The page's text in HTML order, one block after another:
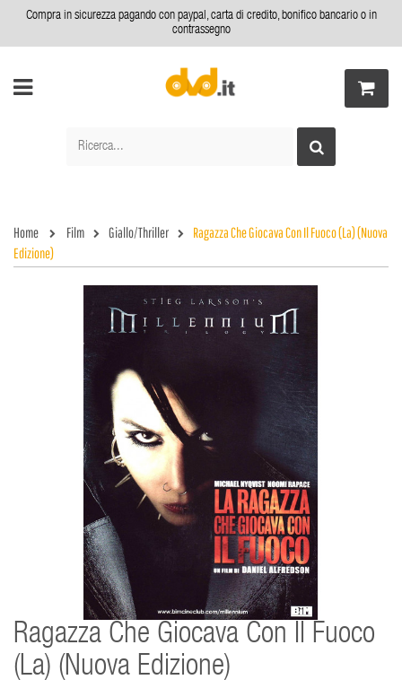
Compra in sicurezza pagando con paypal, carta di credito, bonifico bancario o in
contrassegno
Home Film Giallo/Thriller
Ragazza Che Giocava Con Il Fuoco (La) (Nuova
Edizione)
Ragazza Che Giocava Con Il Fuoco
(La) (Nuova Edizione)